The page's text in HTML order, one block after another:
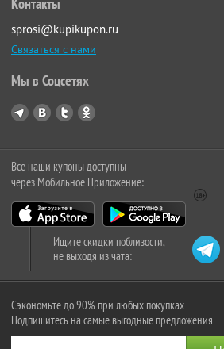
sprosi@kupikupon.ru
Связаться с нами
Мы в Соцсетях
Все наши купоны доступны
через Мобильное Приложение:
Ищите скидки поблизости,
не выходя из чата:
Сэкономьте до 90% при любых покупках
Подпишитесь на самые выгодные предложения